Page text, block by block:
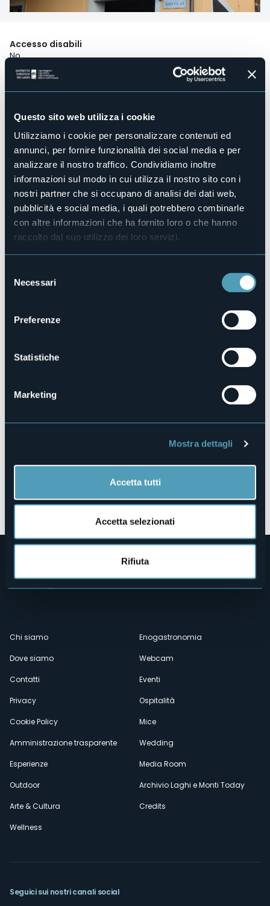
Questo sito web utilizza i cookie
Utilizziamo i cookie per personalizzare contenuti ed
annunci, per fornire funzionalità dei social media e per
analizzare il nostro traffico. Condividiamo inoltre
informazioni sul modo in cui utilizza il nostro sito con i
nostri partner che si occupano di analisi dei dati web,
pubblicità e social media, i quali potrebbero combinarle
con altre informazioni che ha fornito loro o che hanno
raccolto dal suo utilizzo dei loro servizi.
delNecessari
Preferenze
Statistiche
Marketing
Mostra dettagli
Accetta tutti
Accetta selezionati
Rifiuta
Accesso disabili
No
Centro benessere
No
No
Animali ammessi
No
Camere
Posti letto
4
E-mail
carlomagno2001@live.it
+39 389 1857460
Via del Portico, 6, Carciano
Apri mappa
Menù
secondario
Chi siamo
Dove siamo
Contatti
Privacy
Cookie Policy
Amministrazione trasparente
Esperienze
Outdoor
Arte & Cultura
Wellness
Enogastronomia
Webcam
Eventi
Ospitalità
Mice
Wedding
Media Room
Archivio Laghi e Monti Today
Credits
Seguici sui nostri canali social